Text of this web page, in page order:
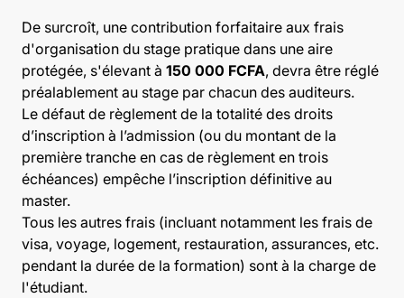
De surcroît, une contribution forfaitaire aux frais
d'organisation du stage pratique dans une aire
protégée, s'élevant à 150 000 FCFA, devra être réglé
préalablement au stage par chacun des auditeurs.
Le défaut de règlement de la totalité des droits
d’inscription à l’admission (ou du montant de la
première tranche en cas de règlement en trois
échéances) empêche l’inscription définitive au
master.
Tous les autres frais (incluant notamment les frais de
visa, voyage, logement, restauration, assurances, etc.
pendant la durée de la formation) sont à la charge de
l'étudiant.